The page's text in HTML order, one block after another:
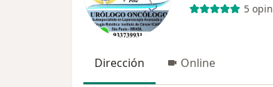
5
Dirección Online